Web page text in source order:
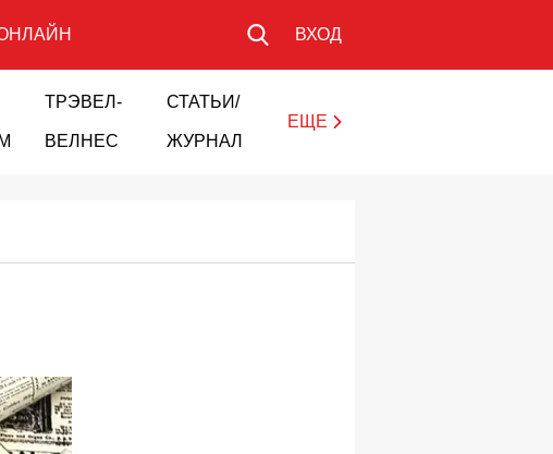
ВХОД
ТРЭВЕЛ-
ВЕЛНЕС
СТАТЬИ/
ЖУРНАЛ
ЕЩЕ